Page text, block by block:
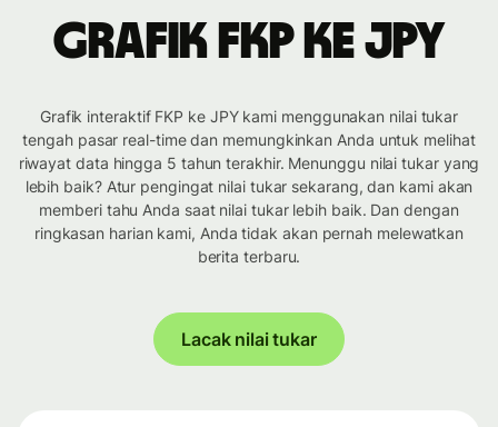
Grafik FKP ke JPY
Grafik interaktif FKP ke JPY kami menggunakan nilai tukar
tengah pasar real-time dan memungkinkan Anda untuk melihat
riwayat data hingga 5 tahun terakhir. Menunggu nilai tukar yang
lebih baik? Atur pengingat nilai tukar sekarang, dan kami akan
memberi tahu Anda saat nilai tukar lebih baik. Dan dengan
ringkasan harian kami, Anda tidak akan pernah melewatkan
berita terbaru.
Lacak nilai tukar